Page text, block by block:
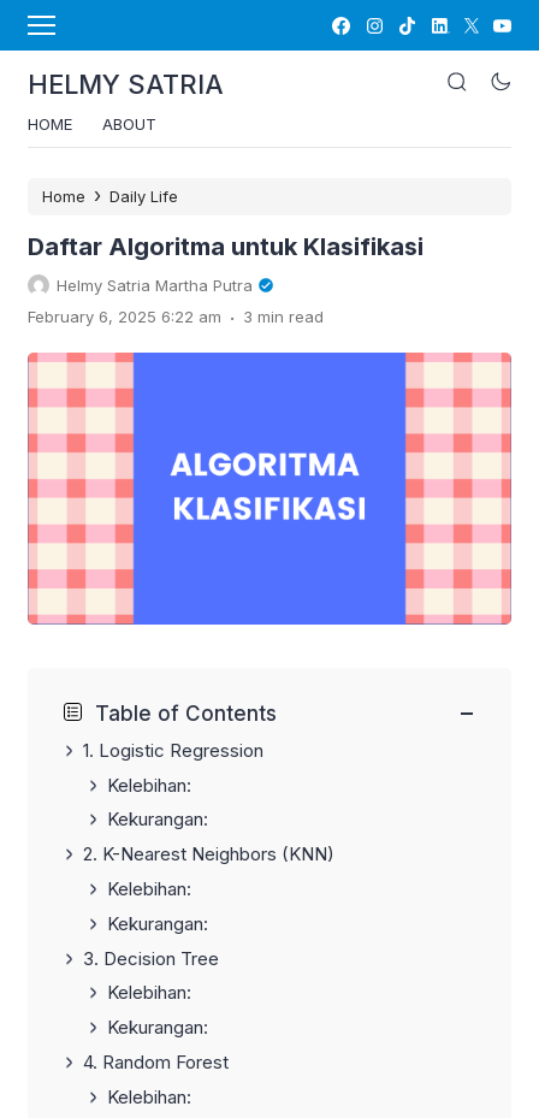
HELMY SATRIA
HOME ABOUT
Home › Daily Life
Daftar Algoritma untuk Klasifikasi
Helmy Satria Martha Putra
February 6, 2025 6:22 am . 3 min read
Table of Contents −
1. Logistic Regression
Kelebihan:
Kekurangan:
2. K-Nearest Neighbors (KNN)
Kelebihan:
Kekurangan:
3. Decision Tree
Kelebihan:
Kekurangan:
4. Random Forest
Kelebihan: